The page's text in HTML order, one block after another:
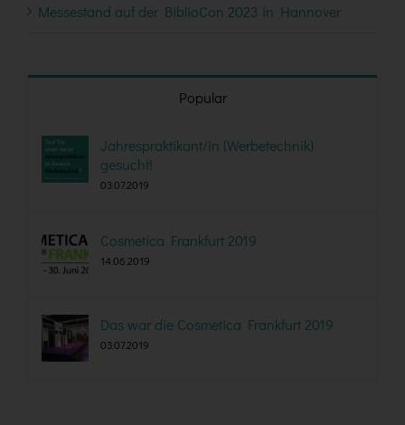
Messestand auf der BiblioCon 2023 in Hannover
Popular
Jahrespraktikant/in (Werbetechnik)
gesucht!
03.07.2019
Cosmetica Frankfurt 2019
14.06.2019
Das war die Cosmetica Frankfurt 2019
03.07.2019